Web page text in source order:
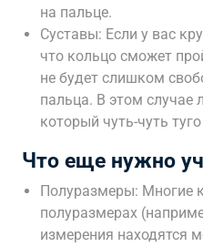
на пальце.
Суставы: Если у вас
что кольцо сможет
не будет слишком
пальца. В этом случае
который чуть-чуть
Что еще нужно
Полуразмеры: Многие
полуразмерах
измерения находятся